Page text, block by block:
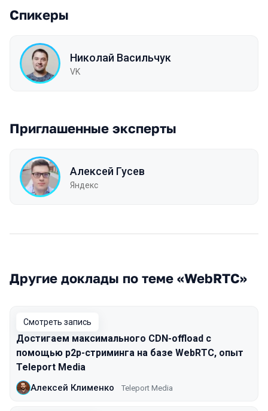
Спикеры
Николай Васильчук
VK
Приглашенные эксперты
Алексей Гусев
Яндекс
Другие доклады по теме «WebRTC»
Смотреть запись
Достигаем максимального CDN-offload с
помощью p2p-стриминга на базе WebRTC, опыт
Teleport Media
Алексей Клименко Teleport Media